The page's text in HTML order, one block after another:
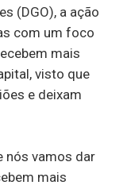
(DGO), a ação
com um foco
mais
visto que
e deixam
nós vamos dar
mais